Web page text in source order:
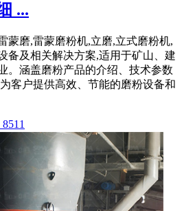
...
蒙磨,雷蒙磨粉机,立磨,立式磨粉机,
备及相关解决方案,适用于矿山、建
。涵盖磨粉产品的介绍、技术参数
客户提供高效、节能的磨粉设备和